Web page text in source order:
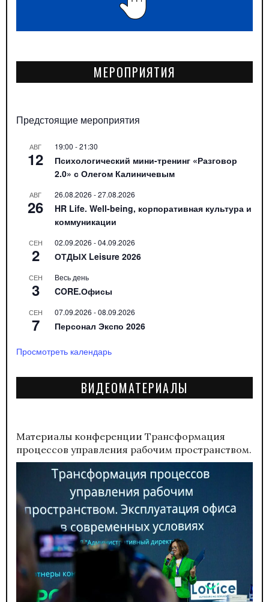
МЕРОПРИЯТИЯ
Предстоящие мероприятия
АВГ
12
19:00 -21:30
Психологический мини-тренинг «Разговор
2.0» с Олегом Калиничевым
АВГ
26
26.08.2026 -27.08.2026
HR Life. Well-being, корпоративная культура и
коммуникации
СЕН
2
02.09.2026 -04.09.2026
ОТДЫХ Leisure 2026
СЕН
3
Весь день
CORE.Офисы
СЕН
7
07.09.2026 -08.09.2026
Персонал Экспо 2026
Просмотреть календарь
ВИДЕОМАТЕРИАЛЫ
Материалы конференции Трансформация
процессов управления рабочим пространством.